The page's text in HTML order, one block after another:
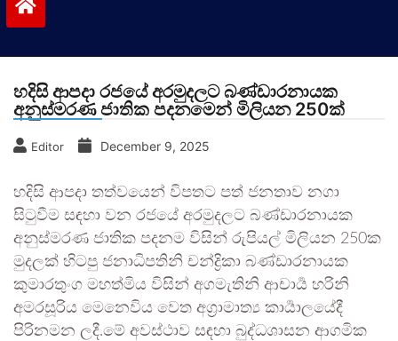
හදිසි ආපදා රජයේ අරමුදලට බණ්ඩාරනායක
අනුස්මරණ ජාතික පදනමෙන් මිලියන 250ක්
Editor December 9, 2025
හදිසි ආපදා තත්වයෙන් විපතට පත් ජනතාව නගා
සිටුවීම සඳහා වන රජයේ අරමුදලට බණ්ඩාරනායක
අනුස්මරණ ජාතික පදනම විසින් රුපියල් මිලියන 250ක
මුදලක් හිටපු ජනාධිපතිනි චන්ද්‍රිකා බණ්ඩාරනායක
කුමාරතුංග මහත්මිය විසින් අගමැතිනි ආචාර්‍ය හරිනි
අමරසූරිය මෙනෙවිය වෙත අග්‍රාමාත්‍ය කාර්‍යාලයේදී
පිරිනමන ලදී.මේ අවස්ථාව සඳහා බුද්ධශාසන ආගමික